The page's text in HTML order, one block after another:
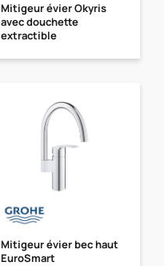
Mitigeur évier Okyris
avec douchette
extractible
Mitigeur évier bec haut
EuroSmart